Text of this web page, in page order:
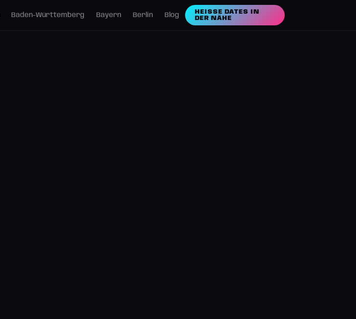
Baden-Württemberg Bayern Berlin Blog
HEISSE DATES IN D
ER NÄHE